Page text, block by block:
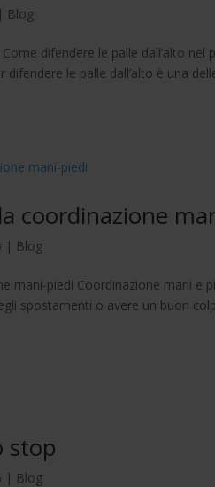
| Blog
difendere le palle dall’alto
le palle dall’alto è una
coordinazione
| Blog
mani-piedi Coordinazione mani e
spostamenti o avere un buon
stop
| Blog